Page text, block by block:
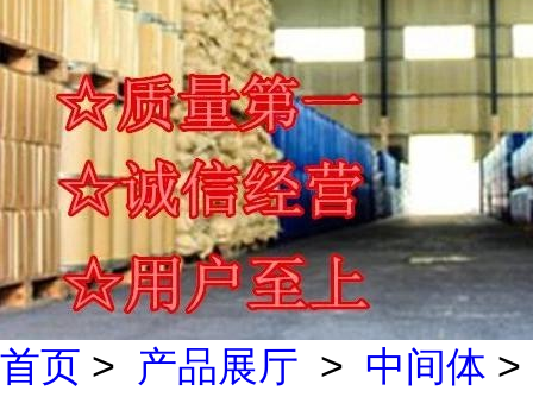
首页 > 产品展厅 > 中间体 >